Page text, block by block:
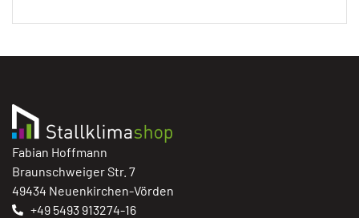
Fabian Hoffmann
Braunschweiger Str. 7
49434 Neuenkirchen-Vörden
+49 5493 913274-16